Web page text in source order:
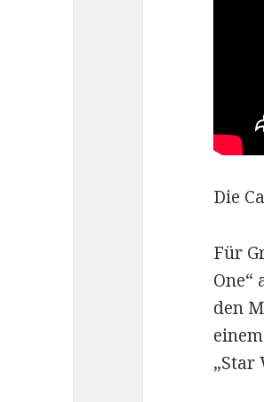
Die
Für
One“
den
„Star